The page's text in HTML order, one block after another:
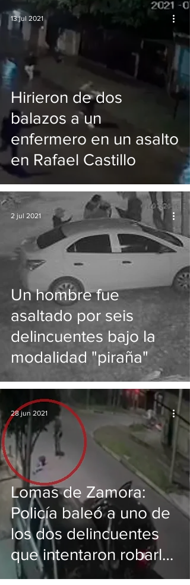
Hirieron de dos
balazos a un
enfermero en un asalto
en Rafael Castillo
13 jul 2021
Un hombre fue
asaltado por seis
delincuentes bajo la
modalidad "piraña"
2 jul 2021
Lomas de Zamora:
Policía baleó a uno de
los dos delincuentes
que intentaron robarle
la camioneta
28 jun 2021